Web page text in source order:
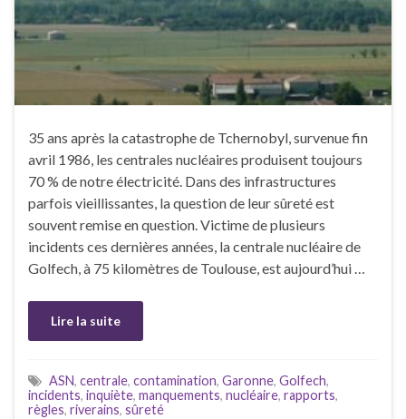
35 ans après la catastrophe de Tchernobyl, survenue fin
avril 1986, les centrales nucléaires produisent toujours
70 % de notre électricité. Dans des infrastructures
parfois vieillissantes, la question de leur sûreté est
souvent remise en question. Victime de plusieurs
incidents ces dernières années, la centrale nucléaire de
Golfech, à 75 kilomètres de Toulouse, est aujourd’hui …
Lire la suite
ASN, centrale, contamination, Garonne, Golfech,
incidents, inquiète, manquements, nucléaire, rapports,
règles, riverains, sûreté